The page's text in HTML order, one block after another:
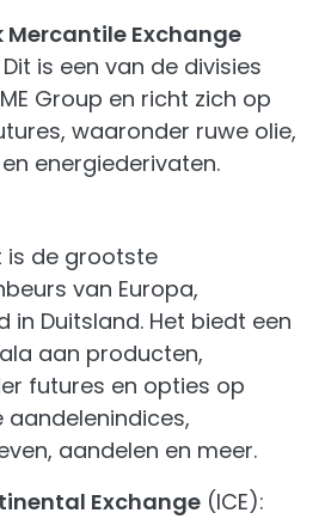
Mercantile Exchange
Dit is een van de divisies
Group en richt zich op
waaronder ruwe olie,
energiederivaten.
is de grootste
van Europa,
in Duitsland. Het biedt een
aan producten,
futures en opties op
aandelenindices,
aandelen en meer.
Exchange (ICE):